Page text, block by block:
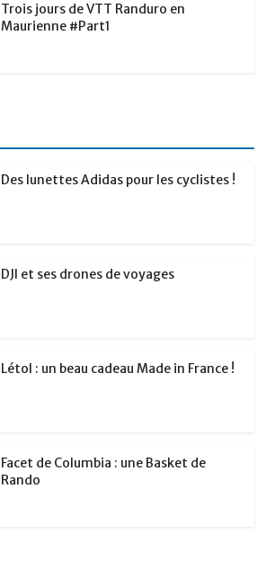
Trois jours de VTT Randuro en
Maurienne #Part1
Des lunettes Adidas pour les cyclistes !
DJI et ses drones de voyages
Létol : un beau cadeau Made in France !
Facet de Columbia : une Basket de
Rando